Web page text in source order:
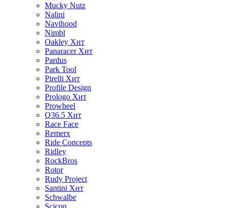
Mucky Nutz
Nalini
Navihood
Nimbl
Oakley Хит
Panaracer Хит
Pardus
Park Tool
Pirelli Хит
Profile Design
Prologo Хит
Prowheel
Q36.5 Хит
Race Face
Remerx
Ride Concepts
Ridley
RockBros
Rotor
Rudy Project
Santini Хит
Schwalbe
Scicon